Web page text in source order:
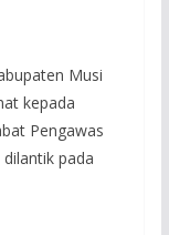
Musi
kepada
Pengawas
pada